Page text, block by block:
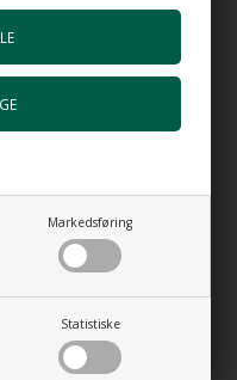
Markedsføring
Statistiske